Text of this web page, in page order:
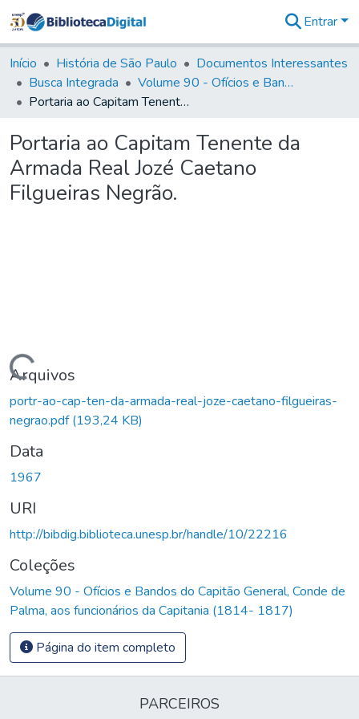
&
Coleções
Tudo na
Biblioteca
Estatísticas
Entrar
Início História de São Paulo
Documentos Interessantes
Busca Integrada
Volume 90 - Ofícios e Bandos do Capitão General, Conde de Palma, aos funcionários da Capitania (1814- 1817)
Portaria ao Capitam Tenente da Armada Real Jozé Caetano Filgueiras Negrão.
Portaria ao Capitam Tenente da
Armada Real Jozé Caetano
Filgueiras Negrão.
Carregando...
Arquivos
portr-ao-cap-ten-da-armada-real-joze-caetano-filgueiras-
negrao.pdf(193,24 KB)
Data
1967
URI
http://bibdig.biblioteca.unesp.br/handle/10/22216
Coleções
Volume 90 - Ofícios e Bandos do Capitão General, Conde de
Palma, aos funcionários da Capitania (1814- 1817)
Página do item completo
PARCEIROS